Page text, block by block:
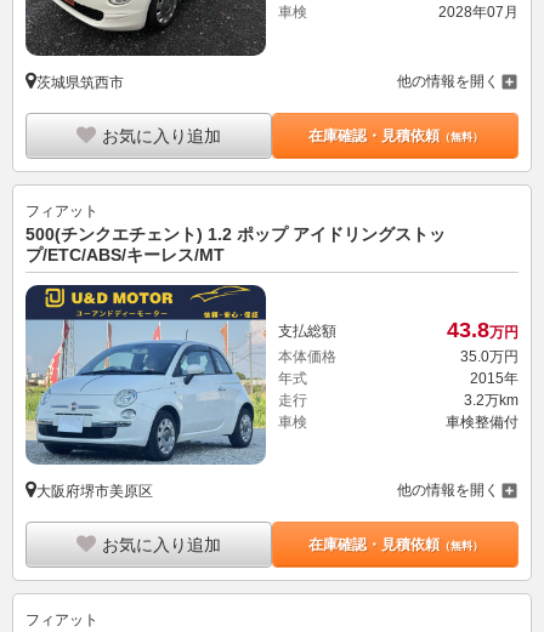
車検
2028年07月
茨城県筑西市 他の情報を開く
お気に入り追加 在庫確認・見積依頼（無料）
フィアット
500(チンクエチェント) 1.2 ポップ アイドリングストッ
プ/ETC/ABS/キーレス/MT
支払総額 43.8万円
本体価格
35. 0万円
年式
2015年
走行
3.2万km
車検
車検整備付
大阪府堺市美原区 他の情報を開く
お気に入り追加 在庫確認・見積依頼（無料）
フィアット